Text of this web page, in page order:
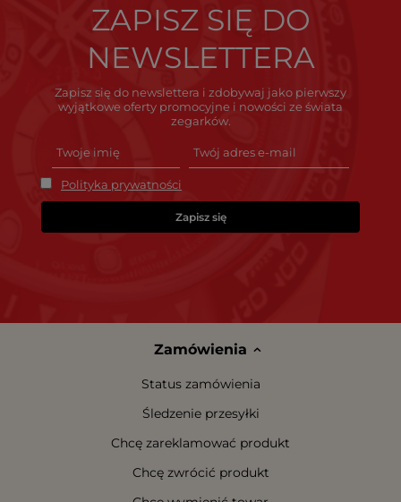
ZAPISZ SIĘ DO
NEWSLETTERA
Zapisz się do newslettera i zdobywaj jako pierwszy
wyjątkowe oferty promocyjne i nowości ze świata
zegarków.
Polityka prywatności
Zapisz się
Zamówienia
Status zamówienia
Śledzenie przesyłki
Chcę zareklamować produkt
Chcę zwrócić produkt